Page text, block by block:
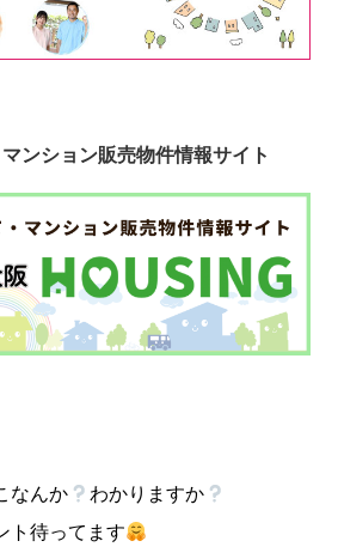
ンション販売物件情報サイト
なんか
わかりますか
ト待ってます